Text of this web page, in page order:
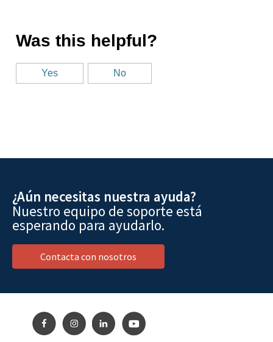
¿Aún necesitas nuestra ayuda?
Nuestro equipo de soporte está
esperando para ayudarlo.
Contacta con nosotros